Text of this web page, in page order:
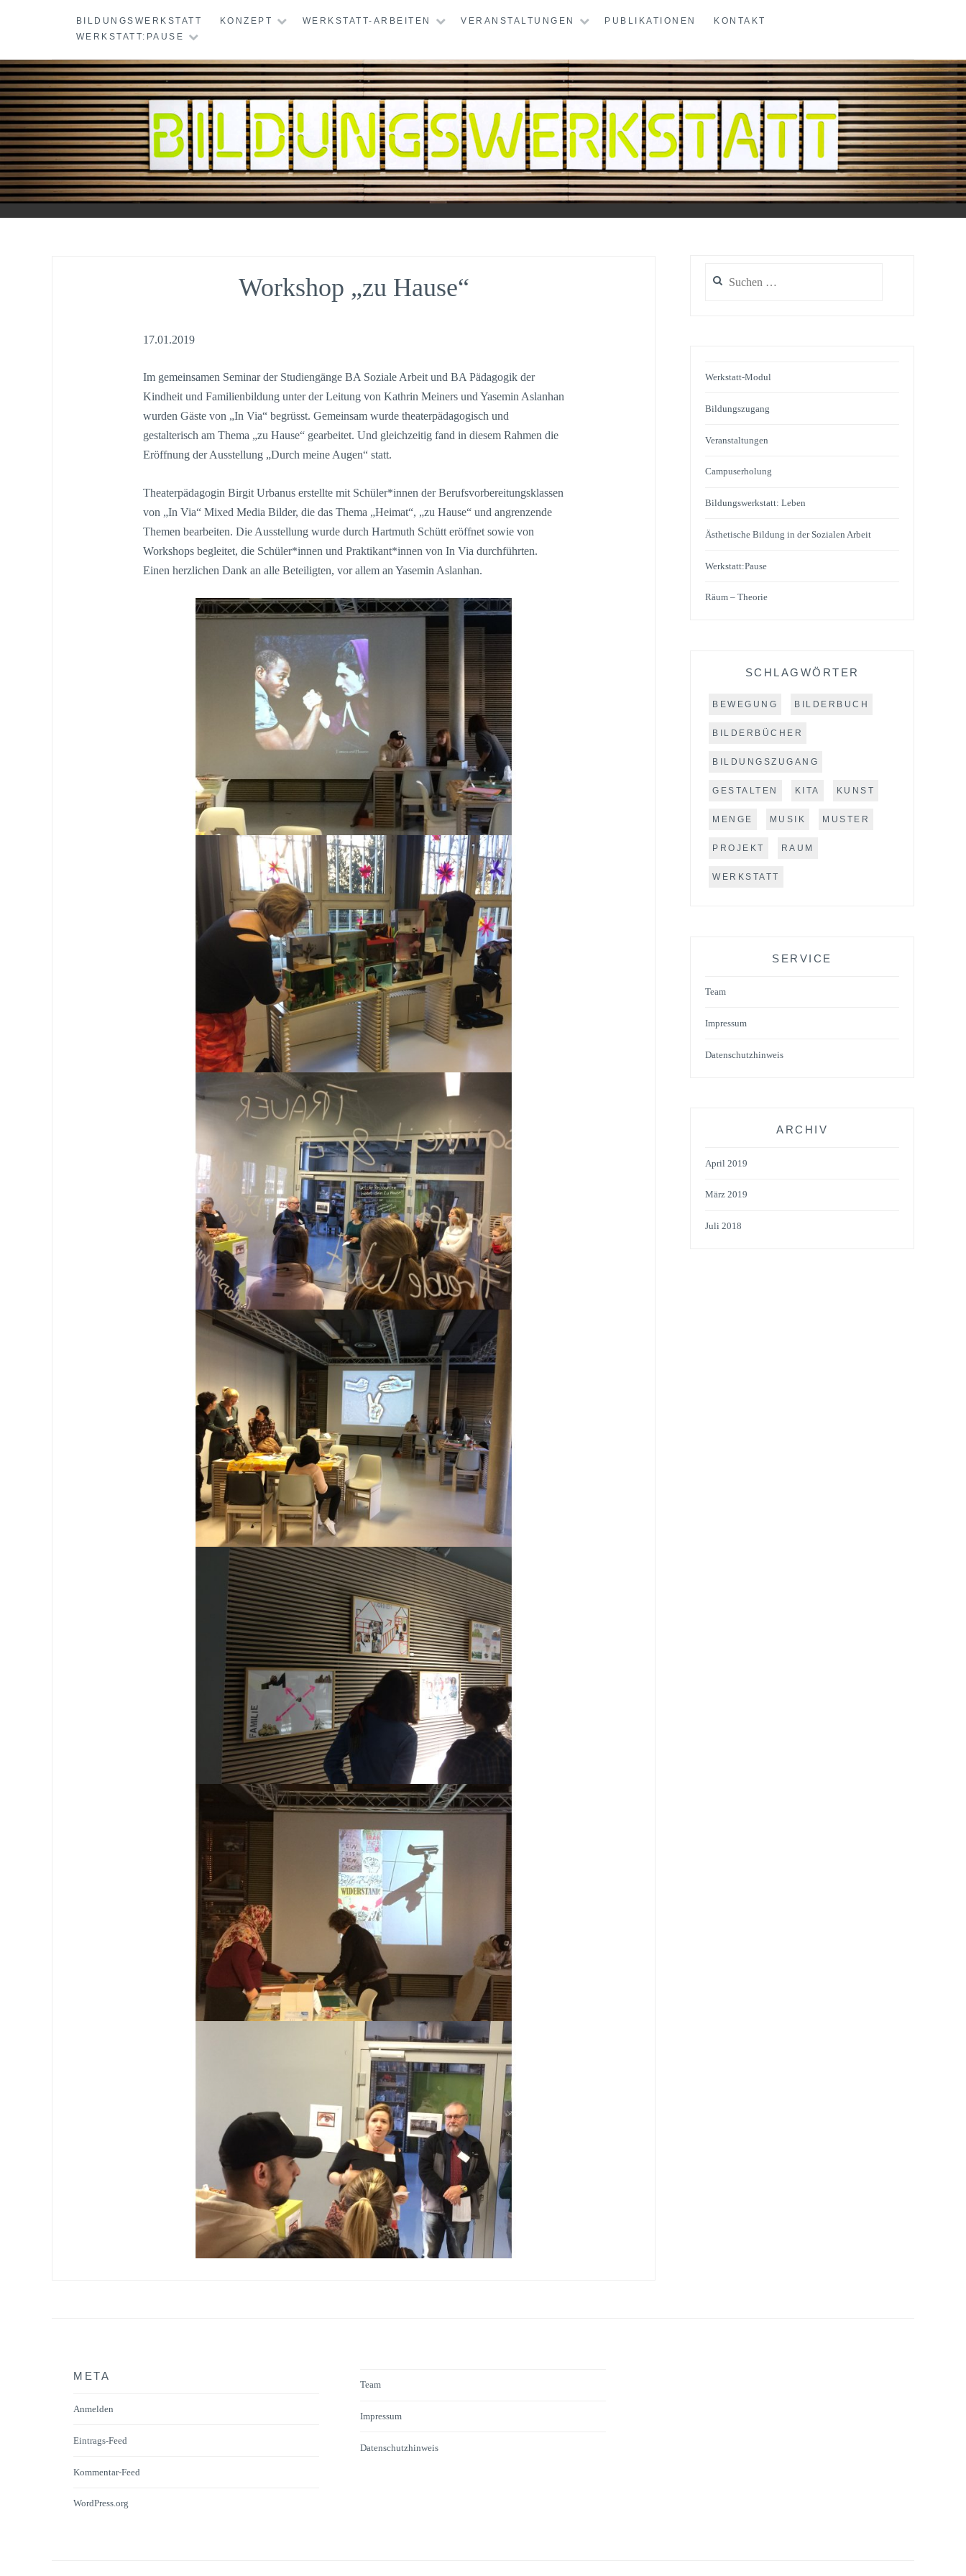
BILDUNGSWERKSTATT KONZEPT WERKSTATT-ARBEITEN VERANSTALTUNGEN PUBLIKATIONEN
KONTAKT
WERKSTATT:PAUSE
BILDUNGSWERKSTATT
Workshop „zu Hause“
17.01.2019
Im gemeinsamen Seminar der Studiengänge BA Soziale Arbeit und BA Pädagogik der
Kindheit und Familienbildung unter der Leitung von Kathrin Meiners und Yasemin Aslanhan
wurden Gäste von „In Via“ begrüsst. Gemeinsam wurde theaterpädagogisch und
gestalterisch am Thema „zu Hause“ gearbeitet. Und gleichzeitig fand in diesem Rahmen die
Eröffnung der Ausstellung „Durch meine Augen“ statt.
Theaterpädagogin Birgit Urbanus erstellte mit Schüler*innen der Berufsvorbereitungsklassen
von „In Via“ Mixed Media Bilder, die das Thema „Heimat“, „zu Hause“ und angrenzende
Themen bearbeiten. Die Ausstellung wurde durch Hartmuth Schütt eröffnet sowie von
Workshops begleitet, die Schüler*innen und Praktikant*innen von In Via durchführten.
Einen herzlichen Dank an alle Beteiligten, vor allem an Yasemin Aslanhan.
nach:
Werkstatt-Modul
Bildungszugang
Veranstaltungen
Campuserholung
Bildungswerkstatt: Leben
Ästhetische Bildung in der Sozialen Arbeit
Werkstatt:Pause
Räum – Theorie
SCHLAGWÖRTER
BEWEGUNG BILDERBUCH
BILDERBÜCHER
BILDUNGSZUGANG
GESTALTEN KITA KUNST
MENGE MUSIK MUSTER
PROJEKT RAUM
WERKSTATT
SERVICE
Team
Impressum
Datenschutzhinweis
ARCHIV
April 2019
März 2019
Juli 2018
META
Anmelden
Eintrags-Feed
Kommentar-Feed
WordPress.org
Team
Impressum
Datenschutzhinweis